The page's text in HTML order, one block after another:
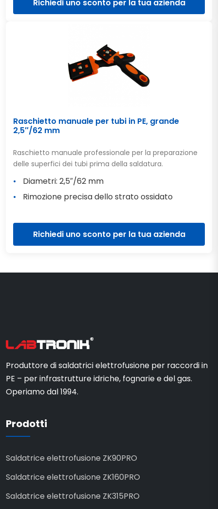
Richiedi uno sconto per la tua azienda
Raschietto manuale per tubi in PE, grande
2,5″/62 mm
Raschietto manuale professionale per la preparazione
delle superfici dei tubi prima della saldatura.
Diametri: 2,5″/62 mm
Rimozione precisa dello strato ossidato
Richiedi uno sconto per la tua azienda
Produttore di saldatrici elettrofusione per raccordi in
PE – per infrastrutture idriche, fognarie e del gas.
Operiamo dal 1994.
Prodotti
Saldatrice elettrofusione ZK90PRO
Saldatrice elettrofusione ZK160PRO
Saldatrice elettrofusione ZK315PRO